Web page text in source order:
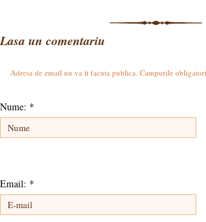
Lasa un comentariu
Adresa de email nu va fi facuta publica. Campurile
Nume: *
Email: *